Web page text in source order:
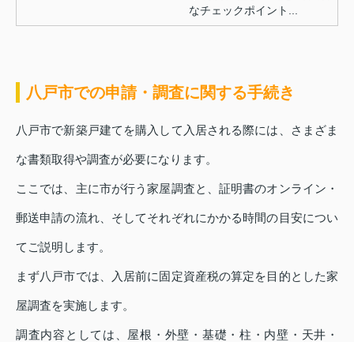
なチェックポイント...
八戸市での申請・調査に関する手続き
八戸市で新築戸建てを購入して入居される際には、さまざま
な書類取得や調査が必要になります。
ここでは、主に市が行う家屋調査と、証明書のオンライン・
郵送申請の流れ、そしてそれぞれにかかる時間の目安につい
てご説明します。
まず八戸市では、入居前に固定資産税の算定を目的とした家
屋調査を実施します。
調査内容としては、屋根・外壁・基礎・柱・内壁・天井・